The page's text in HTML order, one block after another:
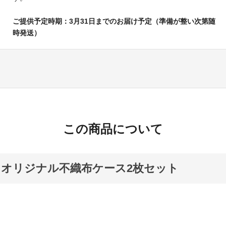
ご提供予定時期：3月31日までのお届け予定（準備が整い次第随
時発送）
この商品について
リジナル不織布ケース2枚セット